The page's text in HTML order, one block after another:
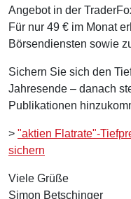
Angebot in der
Für nur 49 € im Monat
Börsendiensten sowie
Sichern Sie sich den
Jahresende – danach
Publikationen
> "aktien Flatrate"-
sichern
Viele Grüße
Simon Betschinger